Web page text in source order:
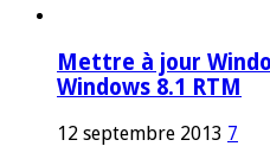
Mettre à jour
Windows 8.1 RTM
12 septembre 2013 7